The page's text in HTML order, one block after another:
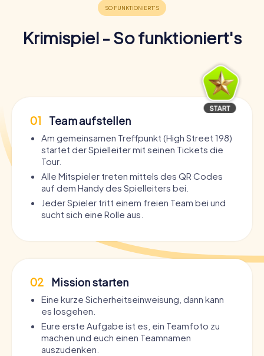
Krimispiel - So funktioniert's
01 Team aufstellen
Am gemeinsamen Treffpunkt (High Street 198)
startet der Spielleiter mit seinen Tickets die
Tour.
Alle Mitspieler treten mittels des QR Codes
auf dem Handy des Spielleiters bei.
Jeder Spieler tritt einem freien Team bei und
sucht sich eine Rolle aus.
02 Mission starten
Eine kurze Sicherheitseinweisung, dann kann
es losgehen.
Eure erste Aufgabe ist es, ein Teamfoto zu
machen und euch einen Teamnamen
auszudenken.